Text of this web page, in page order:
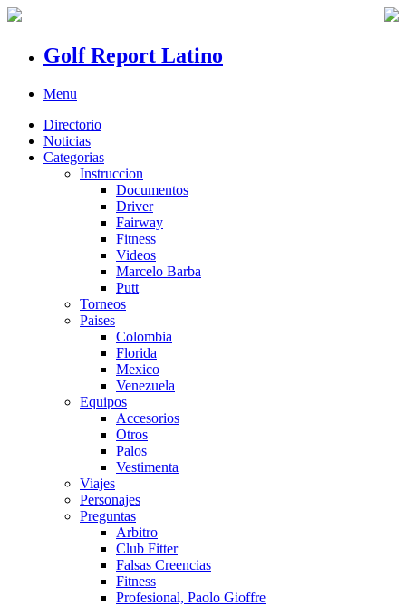
Golf Report Latino
Menu
Directorio
Noticias
Categorias
Instruccion
Documentos
Driver
Fairway
Fitness
Videos
Marcelo Barba
Putt
Torneos
Paises
Colombia
Florida
Mexico
Venezuela
Equipos
Accesorios
Otros
Palos
Vestimenta
Viajes
Personajes
Preguntas
Arbitro
Club Fitter
Falsas Creencias
Fitness
Profesional, Paolo Gioffre